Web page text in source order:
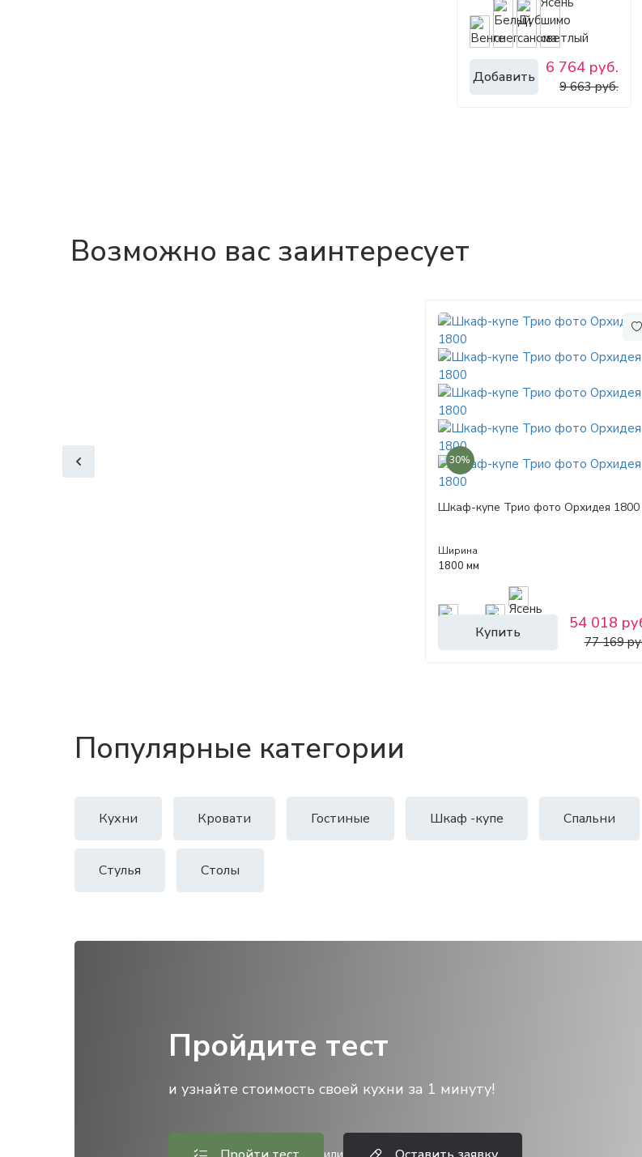
Добавить 6 764 руб.
9 663 руб.
Возможно вас заинтересует
30%
Шкаф-купе Трио фото Орхидея 1800
Ширина
1800 мм
Купить 54 018
77 169
Популярные категории
Кухни Кровати Гостиные Шкаф -купе Спальни
Стулья Столы
Пройдите тест
и узнайте стоимость своей кухни за 1 минуту!